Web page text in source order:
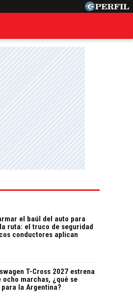
el baúl del auto para
ruta: el truco de seguridad
conductores aplican
T-Cross 2027 estrena
ocho marchas, ¿qué se
para la Argentina?